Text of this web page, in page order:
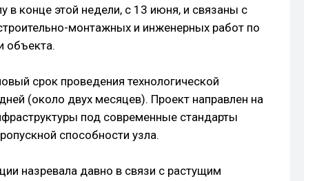
в конце этой недели, с 13 июня, и связаны с
монтажных и инженерных работ по
объекта.
срок проведения технологической
(около двух месяцев). Проект направлен на
под современные стандарты
способности узла.
назревала давно в связи с растущим